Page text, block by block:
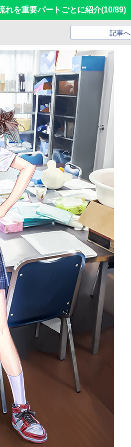
れを重要パートごとに紹介(10/89)
記事へ